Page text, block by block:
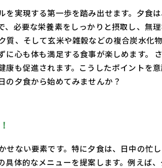
実現する第一歩を踏み出せます。夕食
必要な栄養素をしっかりと摂取し、無
、そして玄米や雑穀などの複合炭水化
心も体も満足する食事が楽しめます。
も促進されます。こうしたポイントを
の夕食から始めてみませんか？
ない要素です。特に夕食は、日中の忙
体的なメニューを提案します。例えば